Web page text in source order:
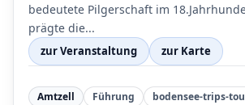
bedeutete Pilgerschaft im
prägte die...
zur Veranstaltung zur Karte
Amtzell Führung bodensee-trips-